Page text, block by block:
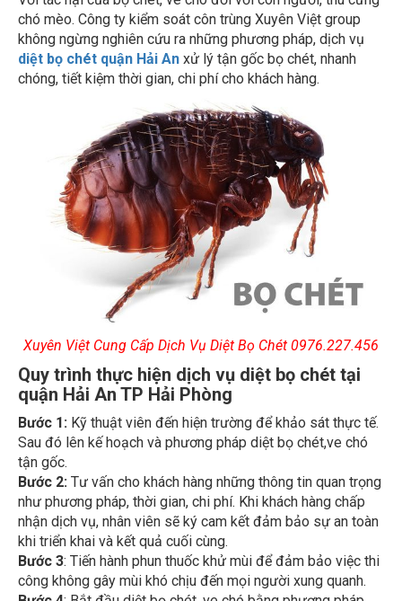
chó mèo. Công ty kiểm soát côn trùng Xuyên Việt group
không ngừng nghiên cứu ra những phương pháp, dịch vụ
diệt bọ chét quận Hải Anxử lý tận gốc bọ chét, nhanh
chóng, tiết kiệm thời gian, chi phí cho khách hàng.
Xuyên Việt Cung Cấp Dịch Vụ Diệt Bọ Chét 0976.227.456
Quy trình thực hiện dịch vụ diệt bọ chét tại
quận Hải An TP Hải Phòng
Bước 1: Kỹ thuật viên đến hiện trường để khảo sát thực tế.
Sau đó lên kế hoạch và phương pháp diệt bọ chét,ve chó
tận gốc.
Bước 2: Tư vấn cho khách hàng những thông tin quan trọng
như phương pháp, thời gian, chi phí. Khi khách hàng chấp
nhận dịch vụ, nhân viên sẽ ký cam kết đảm bảo sự an toàn
khi triển khai và kết quả cuối cùng.
Bước 3: Tiến hành phun thuốc khử mùi để đảm bảo việc thi
công không gây mùi khó chịu đến mọi người xung quanh.
Bước 4: Bắt đầu diệt bọ chét, ve chó bằng phương pháp